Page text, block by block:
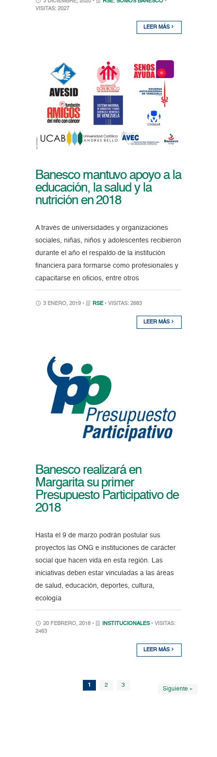
3 DICIEMBRE, 2020 • RSE, SOMOS BANESCO •
VISITAS: 2027
LEER MÁS
Banesco mantuvo apoyo a la
educación, la salud y la
nutrición en 2018
A través de universidades y organizaciones
sociales, niñas, niños y adolescentes recibieron
durante el año el respaldo de la institución
financiera para formarse como profesionales y
capacitarse en oficios, entre otros
3 ENERO, 2019 • RSE • VISITAS: 2683
LEER MÁS
Banesco realizará en
Margarita su primer
Presupuesto Participativo de
2018
Hasta el 9 de marzo podrán postular sus
proyectos las ONG e instituciones de carácter
social que hacen vida en esta región. Las
iniciativas deben estar vinculadas a las áreas
de salud, educación, deportes, cultura,
ecología
20 FEBRERO, 2018 • INSTITUCIONALES • VISITAS:
2463
LEER MÁS
1 2 3
Siguiente »